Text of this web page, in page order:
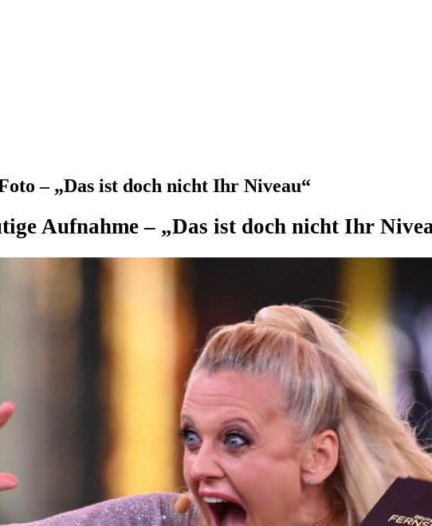
– „Das ist doch nicht Ihr Niveau“
Aufnahme – „Das ist doch nicht Ihr